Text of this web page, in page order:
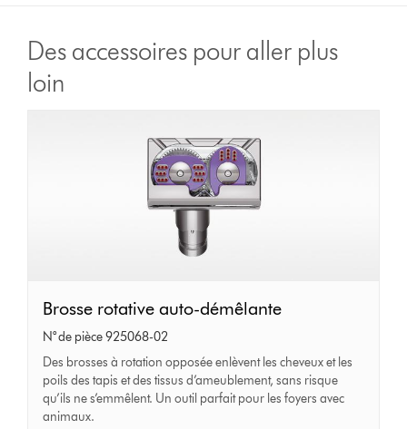
Des accessoires pour aller plus
loin
Brosse
rotative
auto-
démêlante
Brosse rotative auto-démêlante
N° de pièce 925068-02
Des brosses à rotation opposée enlèvent les cheveux et les
poils des tapis et des tissus d’ameublement, sans risque
qu’ils ne s’emmêlent. Un outil parfait pour les foyers avec
animaux.